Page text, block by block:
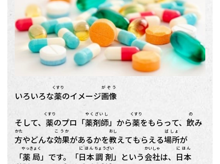
いろいろな薬
くすり
のイメージ画像
がぞう
そして、 薬
くすり
のプロ「薬剤師
やくざいし
」から薬
くすり
をもらって、 飲
の
み
方
かた
やどんな効果
こうか
があるかを教
おし
えてもらえる場所
ばしょ
が
「薬局
やっきょく
」です。「日本
にほん
調剤
ちょうざい
」という会社
かいしゃ
は、 日本
にほん